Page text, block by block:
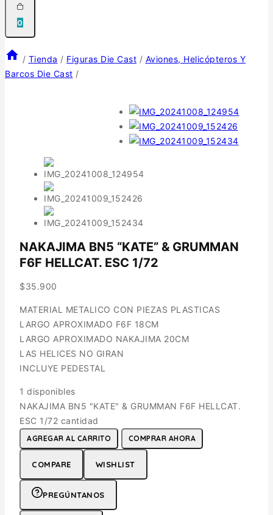
0
/ Tienda / Figuras Die Cast / Aviones, Helicópteros Y
Barcos Die Cast /
NAKAJIMA BN5 “KATE” & GRUMMAN
F6F HELLCAT. ESC 1/72
$35.900
MATERIAL METALICO CON PIEZAS PLASTICAS
LARGO APROXIMADO F6F 18CM
LARGO APROXIMADO NAKAJIMA 20CM
LAS HELICES NO GIRAN
INCLUYE PEDESTAL
1 disponibles
NAKAJIMA BN5 "KATE" & GRUMMAN F6F HELLCAT.
ESC 1/72 cantidad
AGREGAR AL CARRITO COMPRAR AHORA
COMPARE WISHLIST
PREGÚNTANOS